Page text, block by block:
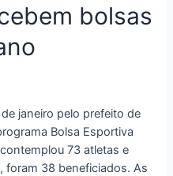
bolsas
janeiro pelo prefeito de
Bolsa Esportiva
73 atletas e
foram 38 beneficiados. As